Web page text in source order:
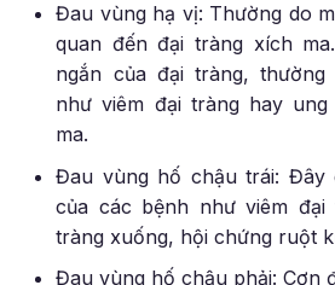
Đau vùng hạ vị: Thường do
quan đến đại tràng xích
ngắn của đại tràng,
như viêm đại tràng hay
ma.
Đau vùng hố chậu trái: Đây
của các bệnh như viêm
tràng xuống, hội chứng ruột
Đau vùng hố chậu phải: Cơn